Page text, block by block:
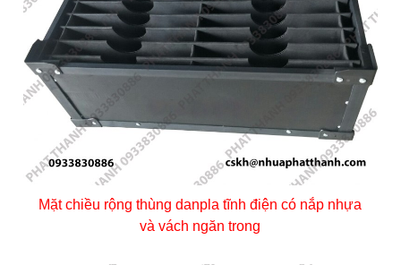
Mặt chiều rộng thùng danpla tĩnh điện có nắp nhựa
và vách ngăn trong